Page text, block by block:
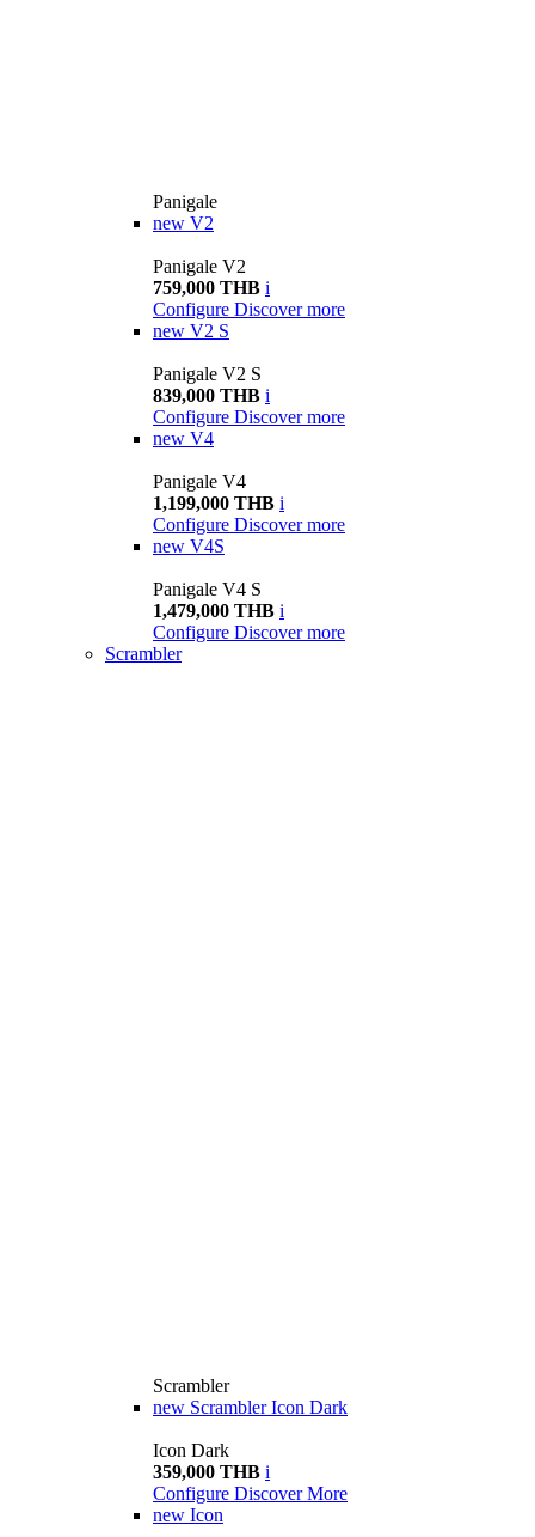
Panigale
new V2
Panigale V2
759,000 THB i
Configure Discover more
new V2 S
Panigale V2 S
839,000 THB i
Configure Discover more
new V4
Panigale V4
1,199,000 THB i
Configure Discover more
new V4S
Panigale V4 S
1,479,000 THB i
Configure Discover more
Scrambler
Scrambler
new Scrambler Icon Dark
Icon Dark
359,000 THB i
Configure Discover More
new Icon